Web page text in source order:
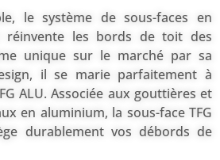
le système de sous-faces en
réinvente les bords de toit des
unique sur le marché par sa
il se marie parfaitement à
ALU. Associée aux gouttières et
en aluminium, la sous-face TFG
durablement vos débords de